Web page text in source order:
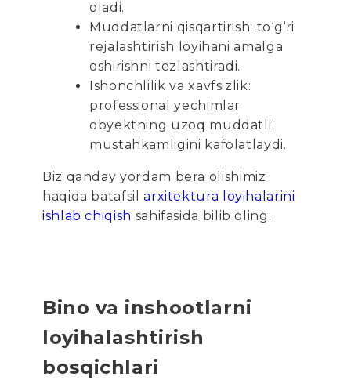
oladi.
Muddatlarni qisqartirish: to‘g‘ri
rejalashtirish loyihani amalga
oshirishni tezlashtiradi.
Ishonchlilik va xavfsizlik:
professional yechimlar
obyektning uzoq muddatli
mustahkamligini kafolatlaydi.
Biz qanday yordam bera olishimiz
haqida batafsilarxitektura loyihalarini
ishlab chiqish sahifasida bilib oling.
Bino va inshootlarni
loyihalashtirish
bosqichlari